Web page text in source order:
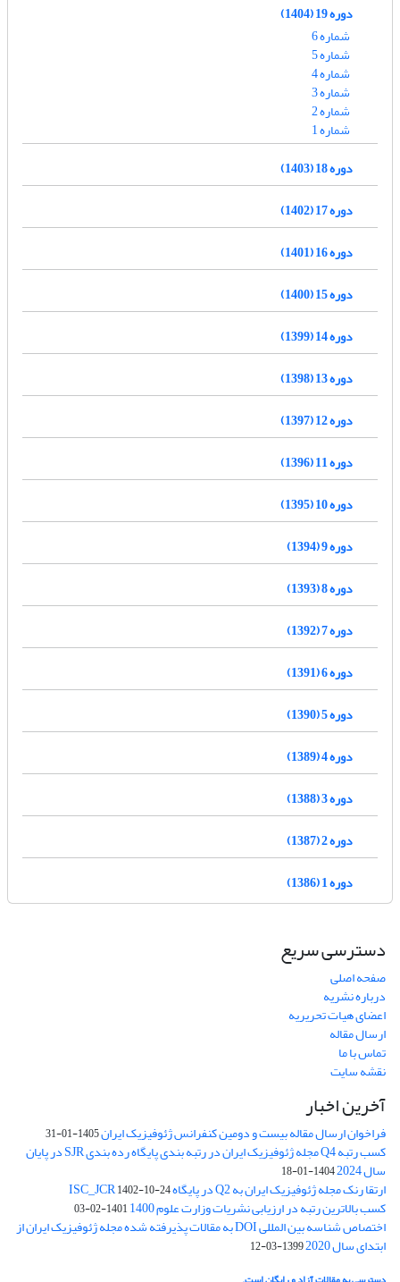
دوره 19 (1404)
شماره 6
شماره 5
شماره 4
شماره 3
شماره 2
شماره 1
دوره 18 (1403)
دوره 17 (1402)
دوره 16 (1401)
دوره 15 (1400)
دوره 14 (1399)
دوره 13 (1398)
دوره 12 (1397)
دوره 11 (1396)
دوره 10 (1395)
دوره 9 (1394)
دوره 8 (1393)
دوره 7 (1392)
دوره 6 (1391)
دوره 5 (1390)
دوره 4 (1389)
دوره 3 (1388)
دوره 2 (1387)
دوره 1 (1386)
دسترسی سریع
صفحه اصلی
درباره نشریه
اعضای هیات تحریریه
ارسال مقاله
تماس با ما
نقشه سایت
آخرین اخبار
فراخوان ارسال مقاله بیست و دومین کنفرانس ژئوفیزیک ایران1405-01-31
کسب رتبه Q4 مجله ژئوفیزیک ایران در رتبه بندی پایگاه رده بندی SJR در پایان
سال 2024 1404-01-18
ارتقا رنک مجله ژئوفیزیک ایران به Q2 در پایگاه ISC_JCR 1402-10-24
کسب بالاترین رتبه در ارزیابی نشریات وزارت علوم 1400 1401-02-03
اختصاص شناسه بین المللی DOI به مقالات پذیرفته شده مجله ژئوفیزیک ایران از
ابتدای سال 2020 1399-03-12